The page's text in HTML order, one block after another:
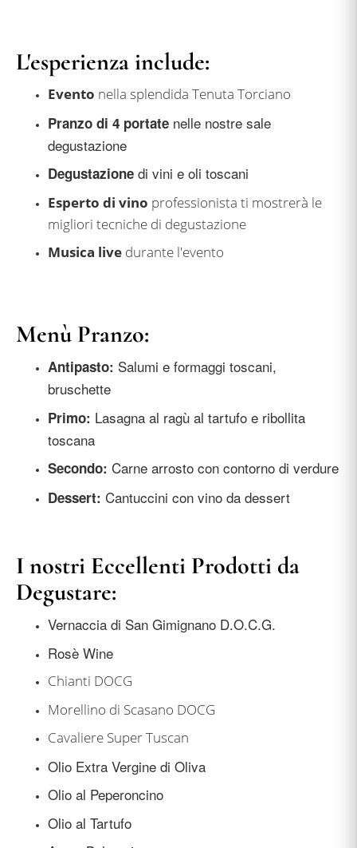
L'esperienza include:
Evento nella splendida Tenuta Torciano
Pranzo di 4 portate nelle nostre sale
degustazione
Degustazione di vini e oli toscani
Esperto di vino professionista ti mostrerà le
migliori tecniche di degustazione
Musica live durante l'evento
Menù Pranzo:
Antipasto: Salumi e formaggi toscani,
bruschette
Primo: Lasagna al ragù al tartufo e ribollita
toscana
Secondo: Carne arrosto con contorno di verdure
Dessert: Cantuccini con vino da dessert
I nostri Eccellenti Prodotti da
Degustare:
Vernaccia di San Gimignano D.O.C.G.
Rosè Wine
Chianti DOCG
Morellino di Scasano DOCG
Cavaliere Super Tuscan
Olio Extra Vergine di Oliva
Olio al Peperoncino
Olio al Tartufo